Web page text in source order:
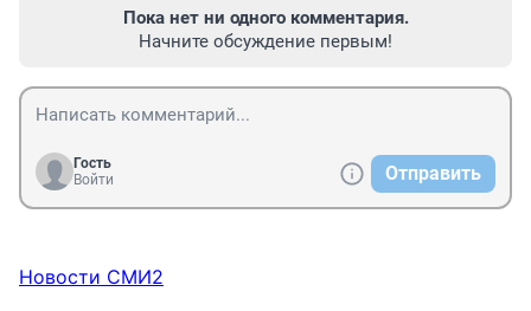
Пока нет ни одного комментария.
Начните обсуждение первым!
Гость
Войти
Отправить
Новости СМИ2